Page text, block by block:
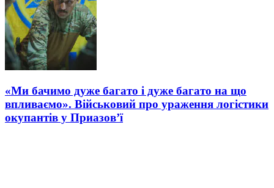
«Ми бачимо дуже багато і дуже багато на що
впливаємо». Військовий про ураження логістики
окупантів у Приазов’ї